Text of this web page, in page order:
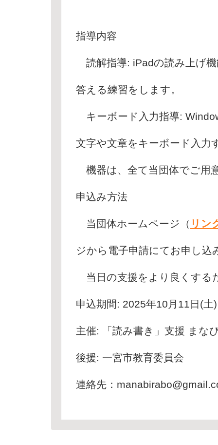
指導内容
読解指導: iPadの読み上げ
答える練習をします。
キーボード入力指導:
文字や文章をキーボード入力
機器は、全て当団体でご用
申込み方法
当団体ホームページ（ リン
ジから電子申請にてお申し込
当日の支援をより良くする
申込期間: 2025年10月11日(土
主催: 「読み書き」支援 まな
後援: 一宮市教育委員会
連絡先：